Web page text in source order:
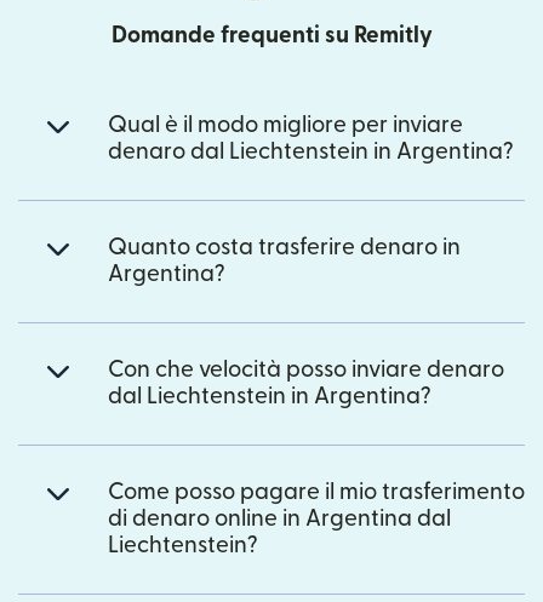
Domande frequenti su Remitly
Qual è il modo migliore per inviare
denaro dal Liechtenstein in Argentina?
Quanto costa trasferire denaro in
Argentina?
Con che velocità posso inviare denaro
dal Liechtenstein in Argentina?
Come posso pagare il mio trasferimento
di denaro online in Argentina dal
Liechtenstein?